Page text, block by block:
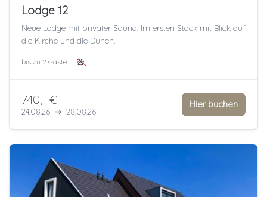
Lodge 12
Neue Lodge mit privater Sauna. Im ersten Stock mit Blick auf
die Kirche und die Dünen.
bis zu 2 Gäste
740,- €
24.08.26 28.08.26
Hier buchen